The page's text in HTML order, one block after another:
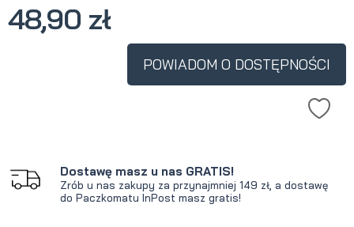
48,90 zł
POWIADOM O DOSTĘPNOŚCI
Dostawę masz u nas GRATIS!
Zrób u nas zakupy za przynajmniej 149 zł, a dostawę
do Paczkomatu InPost masz gratis!